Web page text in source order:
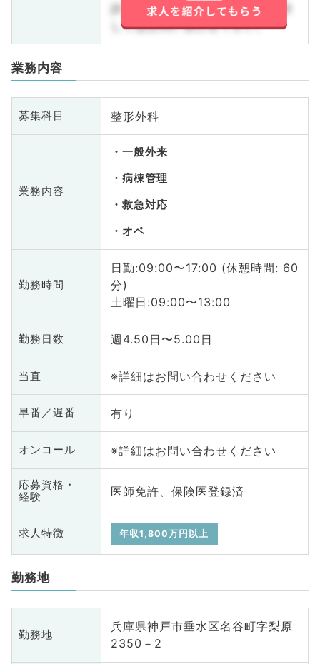
詳しくはお問い合わせ下さい。詳
しくはお問い合わせ下さい。
業務内容
募集科目 整形外科
業務内容
一般外来
病棟管理
救急対応
オペ
勤務時間
日勤:09:00〜17:00 (休憩時間: 60
分)
土曜日:09:00〜13:00
勤務日数 週4.50日〜5.00日
当直 ※詳細はお問い合わせください
早番／遅番 有り
オンコール ※詳細はお問い合わせください
応募資格・
経験
医師免許、保険医登録済
求人特徴 年収1,800万円以上
勤務地
勤務地
兵庫県神戸市垂水区名谷町字梨原
2350－2